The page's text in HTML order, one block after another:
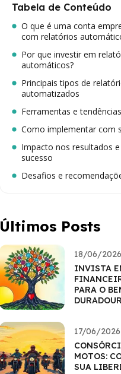
Tabela de Conteúdo
O que é uma conta
com relatórios
Por que investir em
automáticos?
Principais tipos de
automatizados
Ferramentas e
Como implementar com
Impacto nos resultados
sucesso
Desafios e
Últimos Posts
18/06/
INVISTA
PARA O
17/06/
MOTOS:
SUA